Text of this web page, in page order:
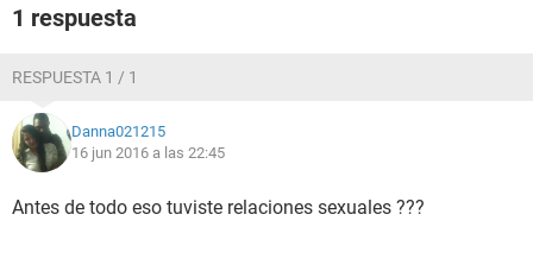
1 respuesta
RESPUESTA 1 / 1
Danna021215
16 jun 2016 a las 22:45
Antes de todo eso tuviste relaciones sexuales ???